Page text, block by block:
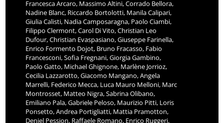
Francesca Arcaro, Massimo Altini, Corrado Bellora,
Nadine Blanc, Riccardo Bortolotti, Manila Calipari,
Giulia Calisti, Nadia Camposaragna, Paolo Ciambi,
Filippo Clermont, Carol Di Vito, Christian Leo
Dufour, Christian Evaspasiano, Giuseppe Farinella,
Enrico Formento Dojot, Bruno Fracasso, Fabio
Francesconi, Sofia Fregnani, Giorgia Gambino,
Paolo Gatto, Michael Ghignone, Marlène Jorrioz,
Cecilia Lazzarotto, Giacomo Mangano, Angela
Marrelli, Federico Mecca, Luca Mauro Melloni, Marc
Montrosset, Matteo Nigra, Sabrina Olibano,
Emiliano Pala, Gabriele Peloso, Maurizio Pitti, Loris
Ponsetto, Andrea Portigliatti, Mattia Pramotton,
Deniel Pession, Raffaele Romano, Enrico Ruggeri,